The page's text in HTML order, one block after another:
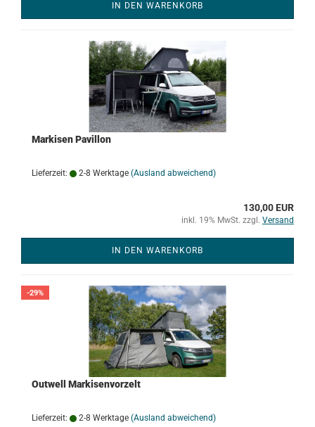
IN DEN WARENKORB
Markisen Pavillon
Lieferzeit: 2-8 Werktage (Ausland abweichend)
130,00 EUR
inkl. 19% MwSt. zzgl. Versand
IN DEN WARENKORB
-29%
Outwell Markisenvorzelt
Lieferzeit: 2-8 Werktage (Ausland abweichend)